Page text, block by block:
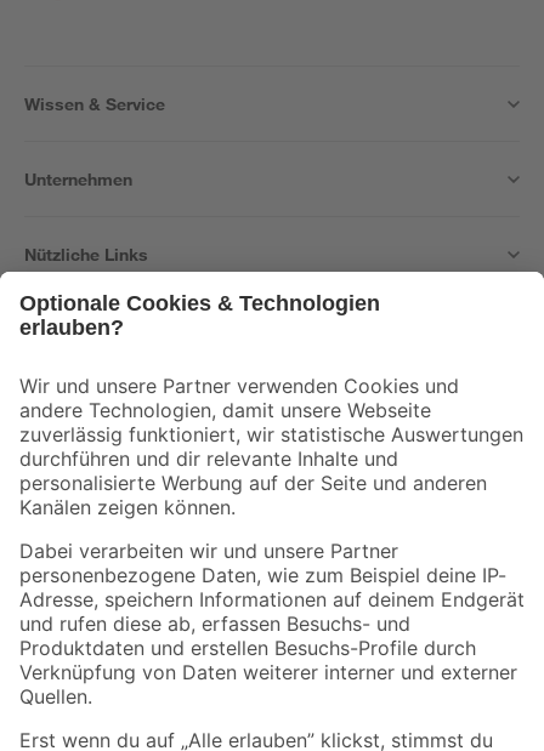
Wissen & Service
Unternehmen
Nützliche Links
Der toom Newsletter: Keine Angebote und Aktionen mehr verpassen!
Zur Newsletter Anmeldung
Folge uns
Zahlungsarten Versandarten
Sicher einkaufen